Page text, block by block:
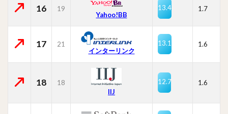
16 19
Yahoo!BB
13.4 1.7
17
21
インターリンク
13.1 1.6
18
18
IIJ
12.7 1.6